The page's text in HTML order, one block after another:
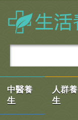
中醫養
生
人群養
生